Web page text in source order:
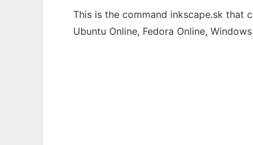
This is the command inkscape.sk that
Ubuntu Online, Fedora Online,